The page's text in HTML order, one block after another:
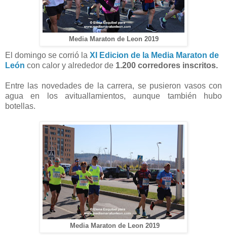
Media Maraton de Leon 2019
El domingo se corrió la XI Edicion de la Media Maraton de
León con calor y alrededor de 1.200 corredores inscritos.
Entre las novedades de la carrera, se pusieron vasos con
agua en los avituallamientos, aunque también hubo
botellas.
Media Maraton de Leon 2019